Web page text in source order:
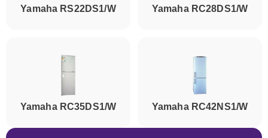
Yamaha RS22DS1/W Yamaha RC28DS1/W
Yamaha RC35DS1/W Yamaha RC42NS1/W